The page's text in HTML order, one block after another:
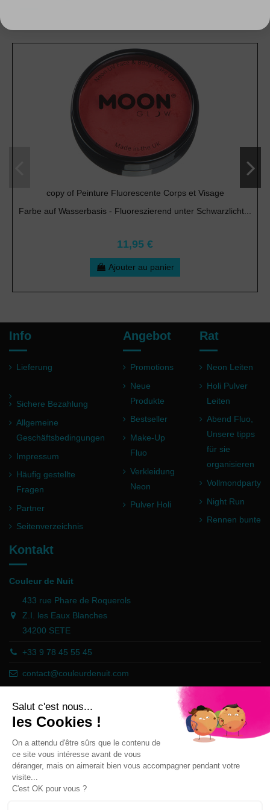
copy of Peinture Fluorescente Corps et Visage
Farbe auf Wasserbasis - Fluoreszierend unter Schwarzlicht...
11,95 €
Ajouter au panier
Info
Lieferung
Sichere Bezahlung
Allgemeine
Geschäftsbedingungen
Impressum
Häufig gestellte
Fragen
Partner
Seitenverzeichnis
Angebot
Promotions
Neue
Produkte
Bestseller
Make-Up
Fluo
Verkleidung
Neon
Pulver Holi
Rat
Neon Leiten
Holi Pulver
Leiten
Abend Fluo,
Unsere tipps
für sie
organisieren
Vollmondparty
Night Run
Rennen bunte
Kontakt
Couleur de Nuit
433 rue Phare de Roquerols
Z.I. les Eaux Blanches
34200 SETE
+33 9 78 45 55 45
contact@couleurdenuit.com
Händler zugelassen von Gesellschaft für Garantierte Bewertungen,